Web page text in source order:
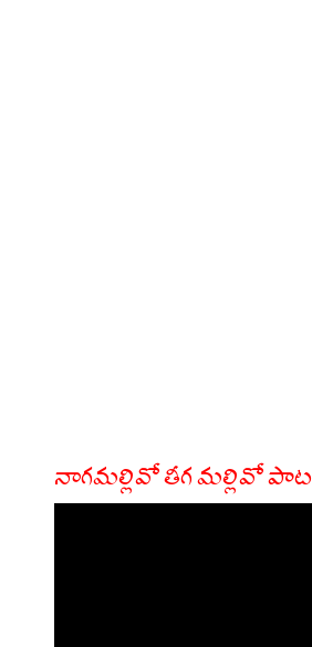
నాగమల్లివో తీగ మల్లివో